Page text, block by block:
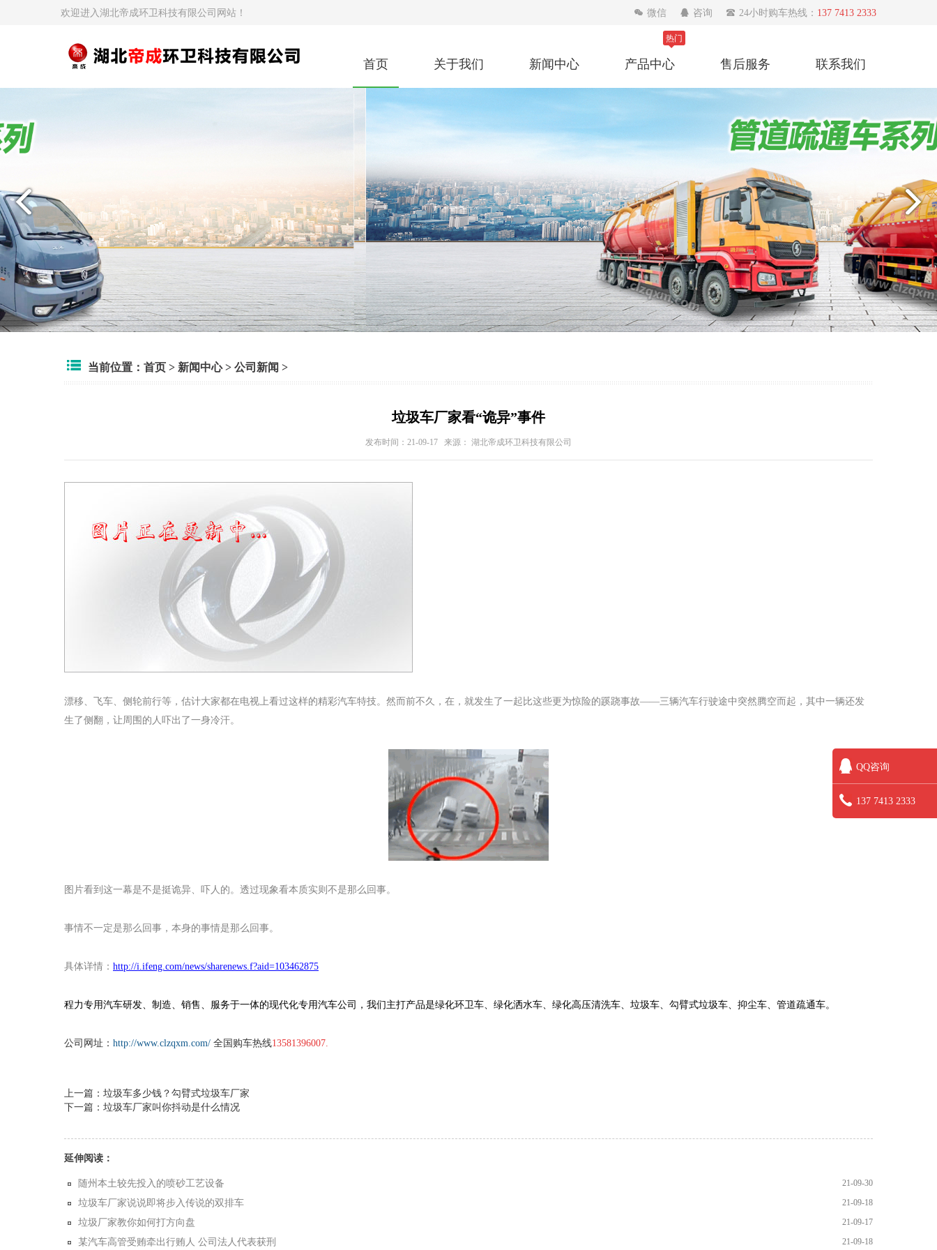
欢迎进入湖北帝成环卫科技有限公司网站！  微信  咨询  24小时购车热线： 137 7413 2333
首页 关于我们 新闻中心
热门
产品中心 售后服务 联系我们
当前位置： 首页 > 新闻中心> 公司新闻 >
垃圾车厂家看“诡异”事件
发布时间：21-09-17 来源： 湖北帝成环卫科技有限公司
漂移、飞车、侧轮前行等，估计大家都在电视上看过这样的精彩汽车特技。然而前不久，在，就发生了一起比这些更为惊险的蹊跷事故——三辆汽车行驶途中突然腾空而起，其中一辆还发
生了侧翻，让周围的人吓出了一身冷汗。
图片看到这一幕是不是挺诡异、吓人的。透过现象看本质实则不是那么回事。
事情不一定是那么回事，本身的事情是那么回事。
具体详情： http://i.ifeng.com/news/sharenews.f?aid=103462875
程力专用汽车研发、制造、销售、服务于一体的现代化专用汽车公司，我们主打产品是绿化环卫车、绿化洒水车、绿化高压清洗车、 垃圾车、 勾臂式垃圾车、 抑尘车、 管道疏通车。
公司网址： http://www.clzqxm.com/ 全国购车热线13581396007.
上一篇：垃圾车多少钱？勾臂式垃圾车厂家
下一篇：垃圾车厂家叫你抖动是什么情况
延伸阅读：
随州本土较先投入的喷砂工艺设备 21-09-30
垃圾车厂家说说即将步入传说的双排车 21-09-18
垃圾厂家教你如何打方向盘 21-09-17
某汽车高管受贿牵出行贿人 公司法人代表获刑 21-09-18
QQ咨询
137 7413 2333